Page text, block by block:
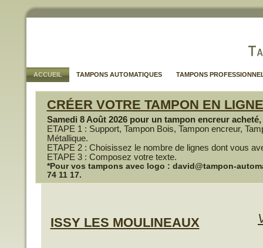
ACCUEIL TAMPONS AUTOMATIQUES TAMPONS
CRÉER VOTRE TAMPON EN LIGNE
Samedi 8 Août 2026 pour un tampon encreur
ETAPE 1 : Support, Tampon Bois, Tampon encreur,
Métallique.
ETAPE 2 : Choisissez le nombre de lignes dont vous
ETAPE 3 : Composez votre texte.
*Pour vos tampons avec logo : david@tampon-
74 11 17.
ISSY LES MOULINEAUX